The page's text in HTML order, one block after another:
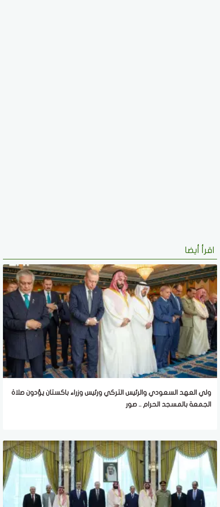
اقرأ أيضا
ولي العهد السعودي والرئيس التركي ورئيس وزراء باكستان يؤدون صلاة
الجمعة بالمسجد الحرام .. صور